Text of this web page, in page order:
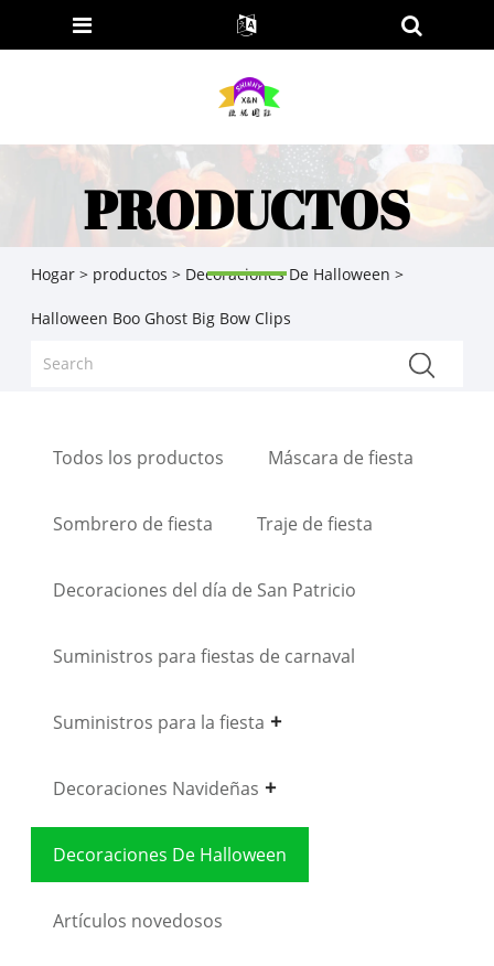
PRODUCTOS
Hogar > productos > Decoraciones De Halloween >
Halloween Boo Ghost Big Bow Clips
Todos los productos Máscara de fiesta
Sombrero de fiesta Traje de fiesta
Decoraciones del día de San Patricio
Suministros para fiestas de carnaval
Suministros para la fiesta
Decoraciones Navideñas
Decoraciones De Halloween
Artículos novedosos